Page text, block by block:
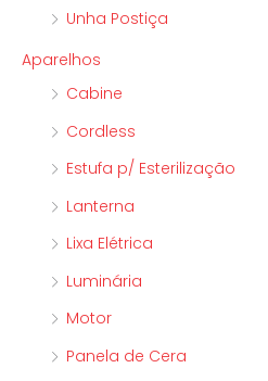
Unha Postiça
Aparelhos
Cabine
Cordless
Estufa p/ Esterilização
Lanterna
Lixa Elétrica
Luminária
Motor
Panela de Cera